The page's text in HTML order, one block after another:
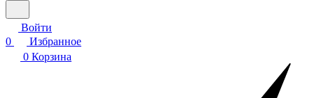
Войти
0
Избранное
0 Корзина